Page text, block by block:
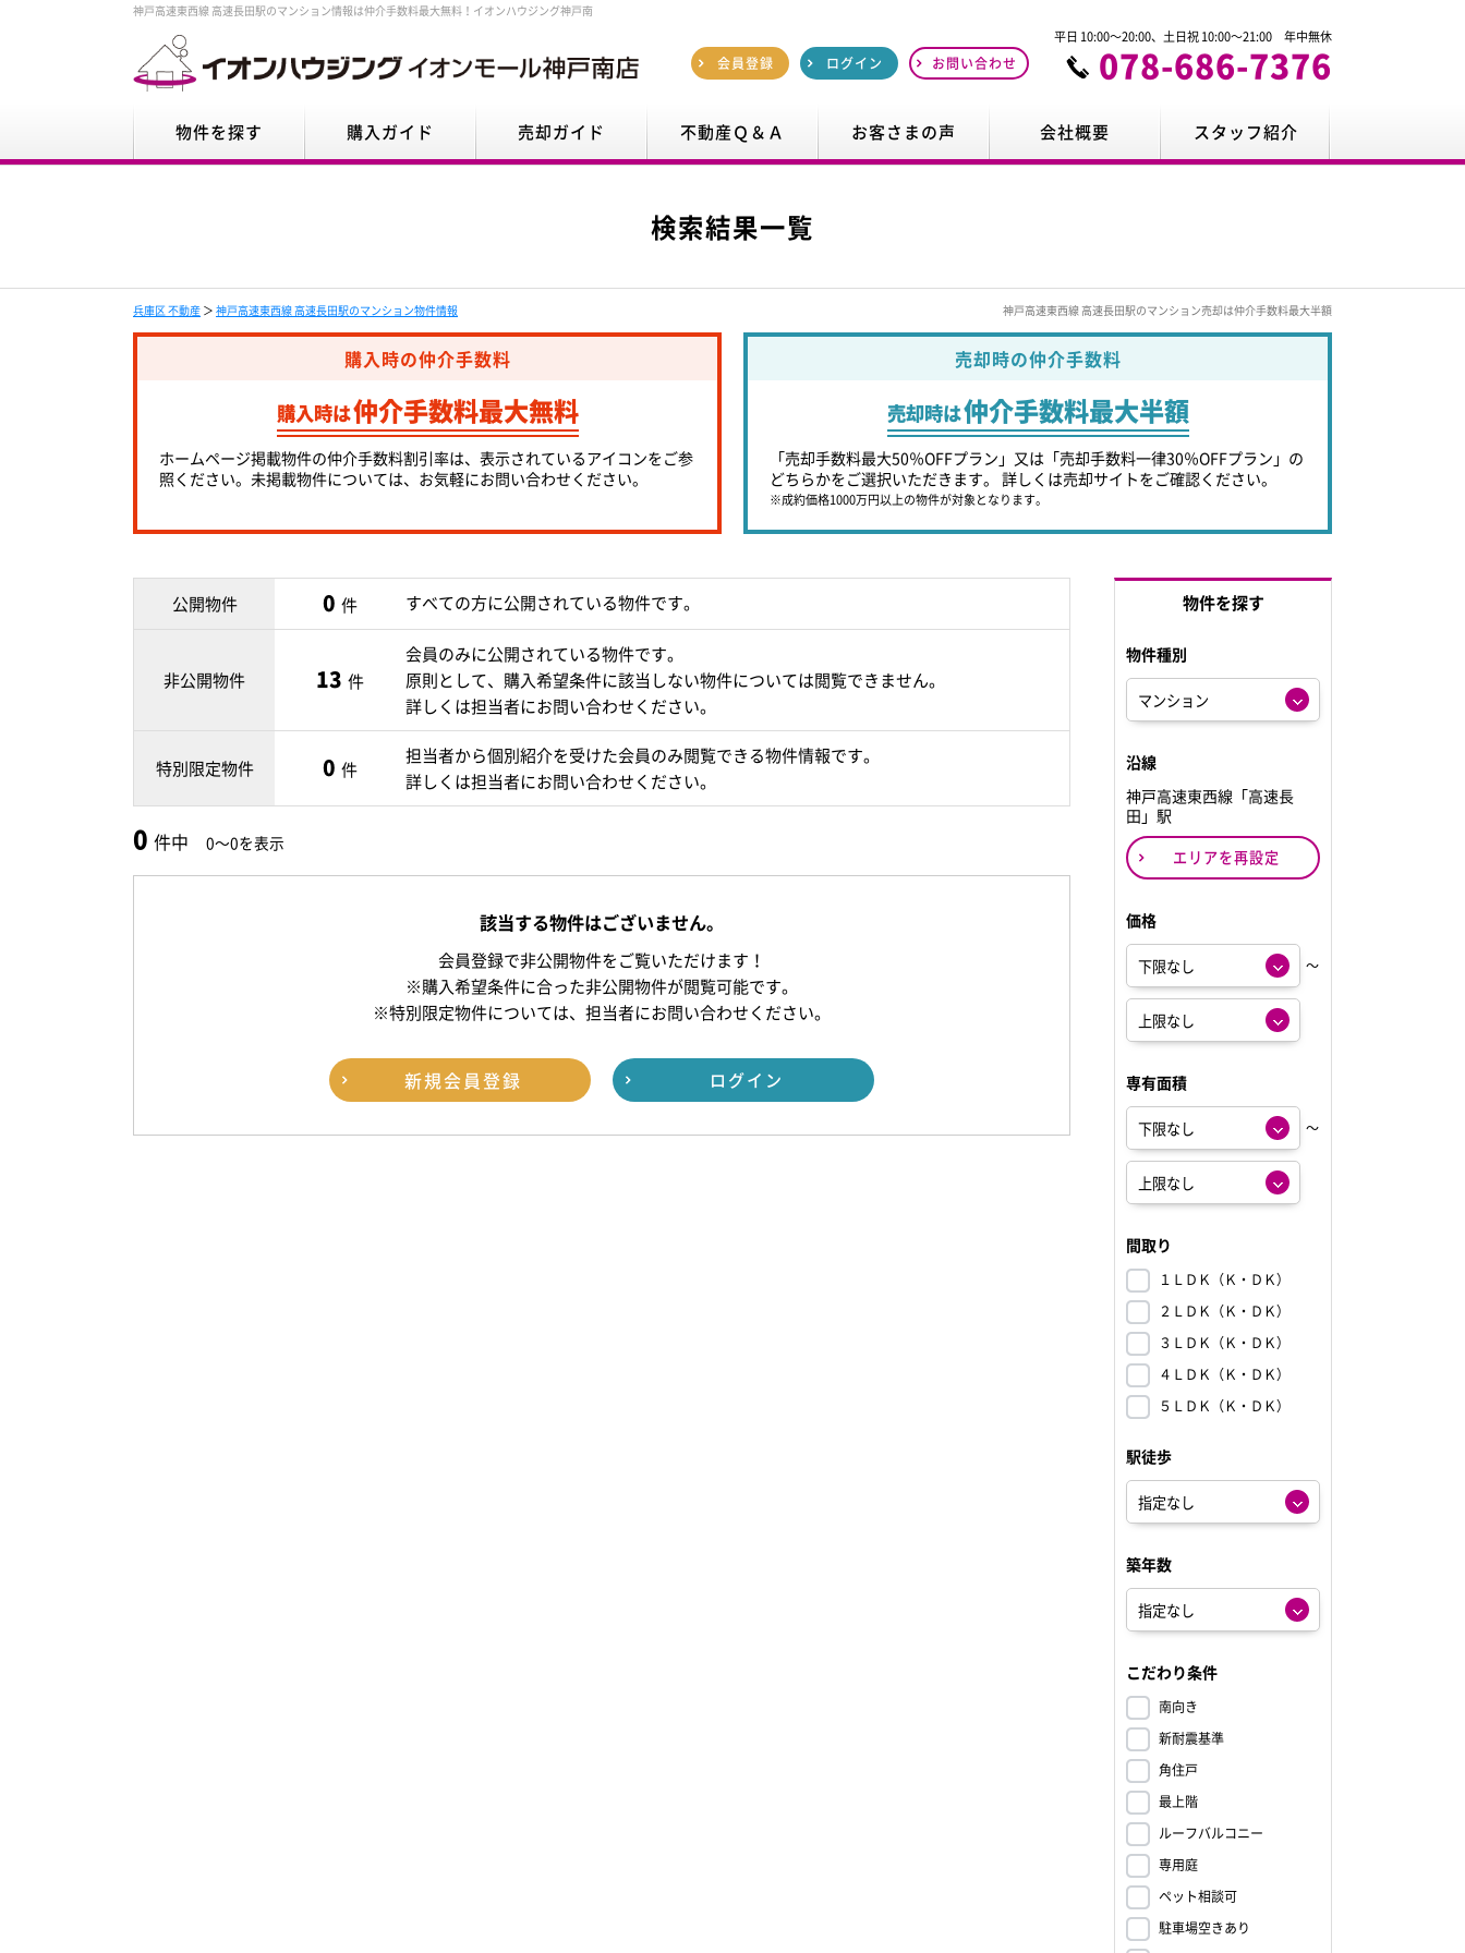
神戸高速東西線 高速長田駅のマンション情報は仲介手数料最大無料！イオンハウジング神戸南
会員登録 ログイン お問い合わせ
平日 10:00～20:00、土日祝 10:00～21:00 年中無休
078-686-7376
物件を探す 購入ガイド 売却ガイド 不動産Ｑ＆Ａ お客さまの声 会社概要 スタッフ紹介
検索結果一覧
兵庫区 不動産 ＞ 神戸高速東西線 高速長田駅のマンション物件情報 神戸高速東西線 高速長田駅のマンション売却は仲介手数料最大半額
購入時の仲介手数料
購入時は仲介手数料最大無料
ホームページ掲載物件の仲介手数料割引率は、表示されているアイコンをご参
照ください。未掲載物件については、お気軽にお問い合わせください。
売却時の仲介手数料
売却時は仲介手数料最大半額
「売却手数料最大50％OFFプラン」又は「売却手数料一律30％OFFプラン」の
どちらかをご選択いただきます。 詳しくは売却サイトをご確認ください。
※成約価格1000万円以上の物件が対象となります。
公開物件 0 件 すべての方に公開されている物件です。
非公開物件 13 件
会員のみに公開されている物件です。
原則として、購入希望条件に該当しない物件については閲覧できません。
詳しくは担当者にお問い合わせください。
特別限定物件 0 件
担当者から個別紹介を受けた会員のみ閲覧できる物件情報です。
詳しくは担当者にお問い合わせください。
0 件中 0～0を表示
該当する物件はございません。
会員登録で非公開物件をご覧いただけます！
※購入希望条件に合った非公開物件が閲覧可能です。
※特別限定物件については、担当者にお問い合わせください。
新規会員登録 ログイン
物件を探す
物件種別
沿線
神戸高速東西線「高速長
田」駅
エリアを再設定
価格
～
専有面積
～
間取り
１ＬＤＫ（Ｋ・ＤＫ）
２ＬＤＫ（Ｋ・ＤＫ）
３ＬＤＫ（Ｋ・ＤＫ）
４ＬＤＫ（Ｋ・ＤＫ）
５ＬＤＫ（Ｋ・ＤＫ）
駅徒歩
築年数
こだわり条件
南向き
新耐震基準
角住戸
最上階
ルーフバルコニー
専用庭
ペット相談可
駐車場空きあり